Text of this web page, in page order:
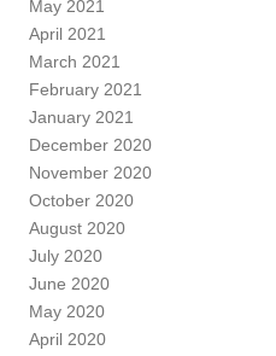
May 2021
April 2021
March 2021
February 2021
January 2021
December 2020
November 2020
October 2020
August 2020
July 2020
June 2020
May 2020
April 2020